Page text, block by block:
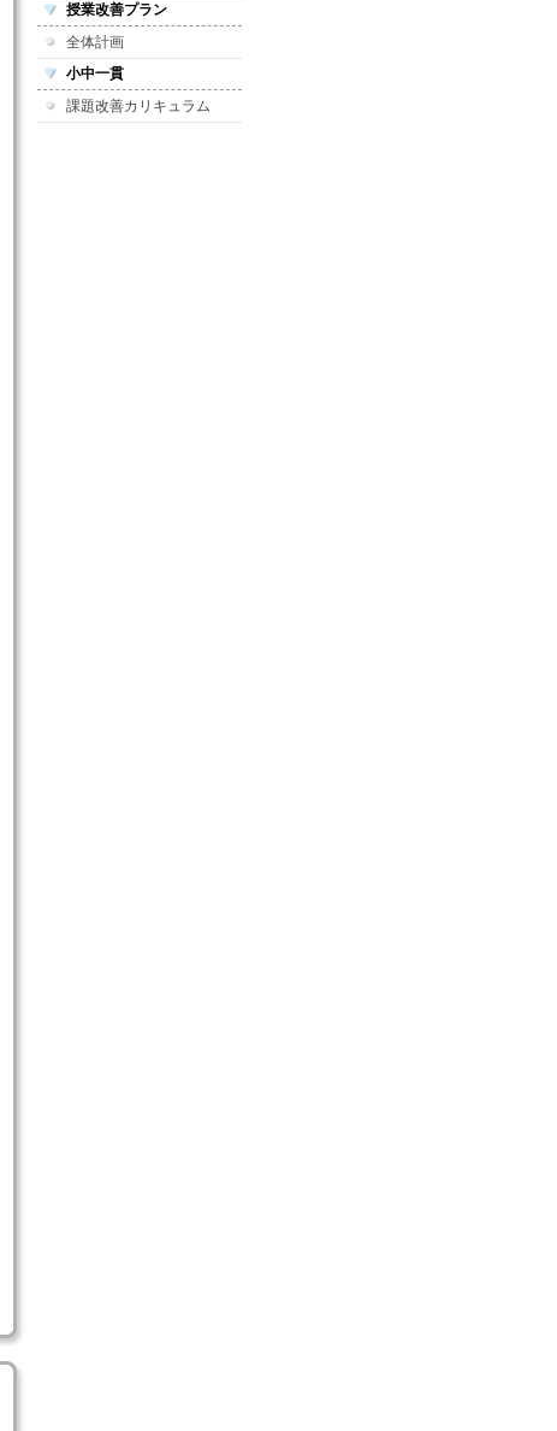
授業改善プラン
全体計画
小中一貫
課題改善カリキュラム